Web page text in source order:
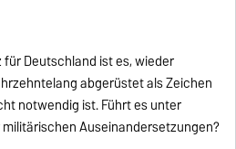
für Deutschland ist es, wieder
abgerüstet als Zeichen
notwendig ist. Führt es unter
Auseinandersetzungen?